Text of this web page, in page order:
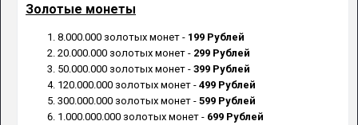
Золотые монеты
8.000.000 золотых монет - 199 Рублей
20.000.000 золотых монет - 299 Рублей
50.000.000 золотых монет - 399 Рублей
120.000.000 золотых монет - 499 Рублей
300.000.000 золотых монет - 599 Рублей
1.000.000.000 золотых монет - 699 Рублей